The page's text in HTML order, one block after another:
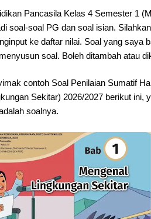
Pancasila Kelas 4 Semester 1
soal-soal PG dan soal isian.
ke daftar nilai. Soal yang saya
soal. Boleh ditambah atau
contoh Soal Penilaian Sumatif
Sekitar) 2026/2027 berikut ini,
soalnya.